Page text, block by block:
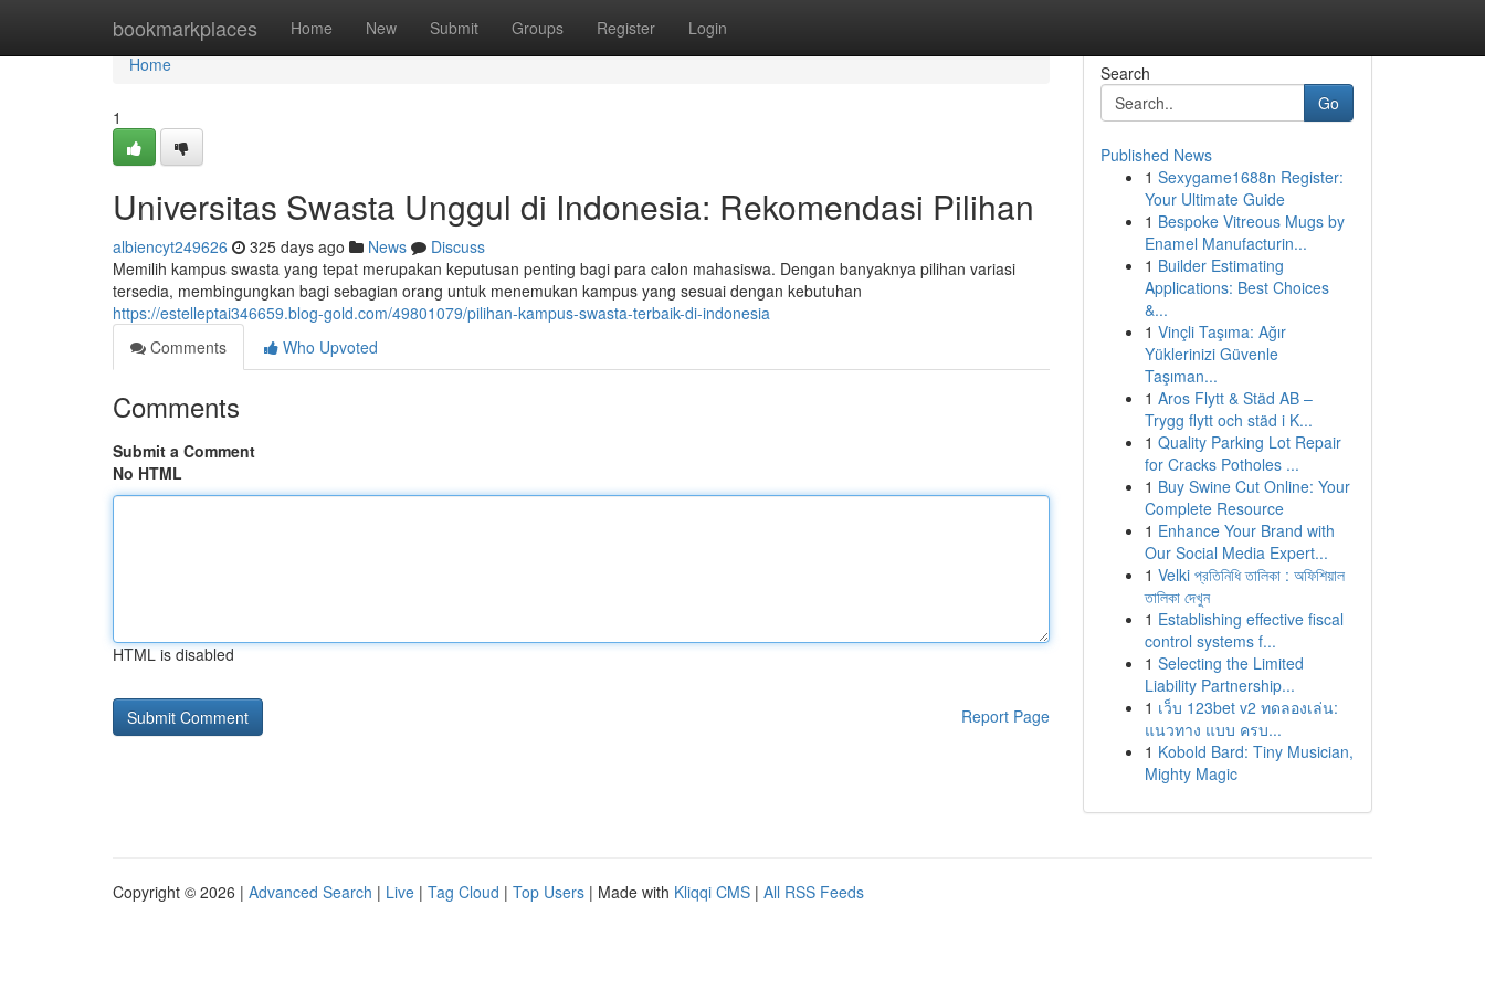
bookmarkplaces Home New Submit Groups Register Login
Home
Home
1
Universitas Swasta Unggul di Indonesia: Rekomendasi Pilihan
albiencyt249626 325 days ago News
Discuss
Memilih kampus swasta yang tepat merupakan keputusan penting bagi para calon mahasiswa. Dengan banyaknya pilihan variasi
tersedia, membingungkan bagi sebagian orang untuk menemukan kampus yang sesuai dengan kebutuhan
https://estelleptai346659.blog-gold.com/49801079/pilihan-kampus-swasta-terbaik-di-indonesia
Comments
Who Upvoted
Comments
Submit a Comment
No HTML
HTML is disabled
Report Page
Search
Go
Published News
1 Sexygame1688n Register:
Your Ultimate Guide
1 Bespoke Vitreous Mugs by
Enamel Manufacturin...
1 Builder Estimating
Applications: Best Choices
&...
1 Vinçli Taşıma: Ağır
Yüklerinizi Güvenle
Taşıman...
1 Aros Flytt & Städ AB –
Trygg flytt och städ i K...
1 Quality Parking Lot Repair
for Cracks Potholes ...
1 Buy Swine Cut Online: Your
Complete Resource
1 Enhance Your Brand with
Our Social Media Expert...
1 Velki প্রতিনিধি তালিকা : অফিশিয়াল
তালিকা দেখুন
1 Establishing effective fiscal
control systems f...
1 Selecting the Limited
Liability Partnership...
1 เว็บ 123bet v2 ทดลองเล่น:
แนวทาง แบบ ครบ...
1 Kobold Bard: Tiny Musician,
Mighty Magic
Copyright © 2026 | Advanced Search | Live | Tag Cloud | Top Users | Made with Kliqqi CMS | All RSS Feeds